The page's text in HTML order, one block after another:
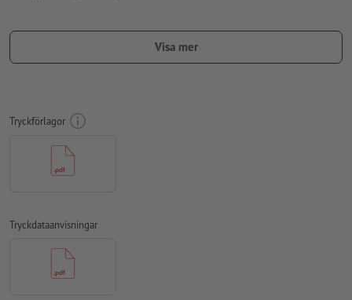
teckensnittmåste våra fullständigt inbäddade eller
färgläge:
CMYK, FOGRA51 (PSO Coated v3) för bestruket papper,
FOGRA52 (PSO Uncoated v3 FOGRA52) för obestruket papper
stavfel och sättningsfel
kommentarer
Innehåll från
Visa mer
Tryckförlagor
Tryckdataanvisningar